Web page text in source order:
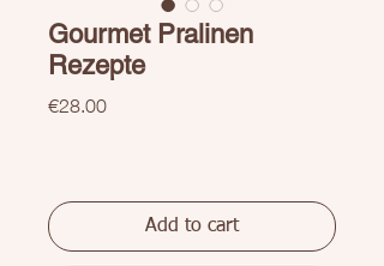
Gourmet Pralinen
Rezepte
€28.00Price
Add to cart